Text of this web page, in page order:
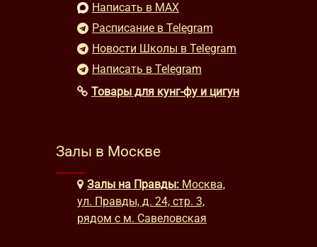
Написать в MAX
Расписание в Telegram
Новости Школы в Telegram
Написать в Telegram
Товары для кунг-фу и цигун
Залы в Москве
Залы на Правды: Москва,
ул. Правды, д. 24, стр. 3,
рядом с м. Савеловская